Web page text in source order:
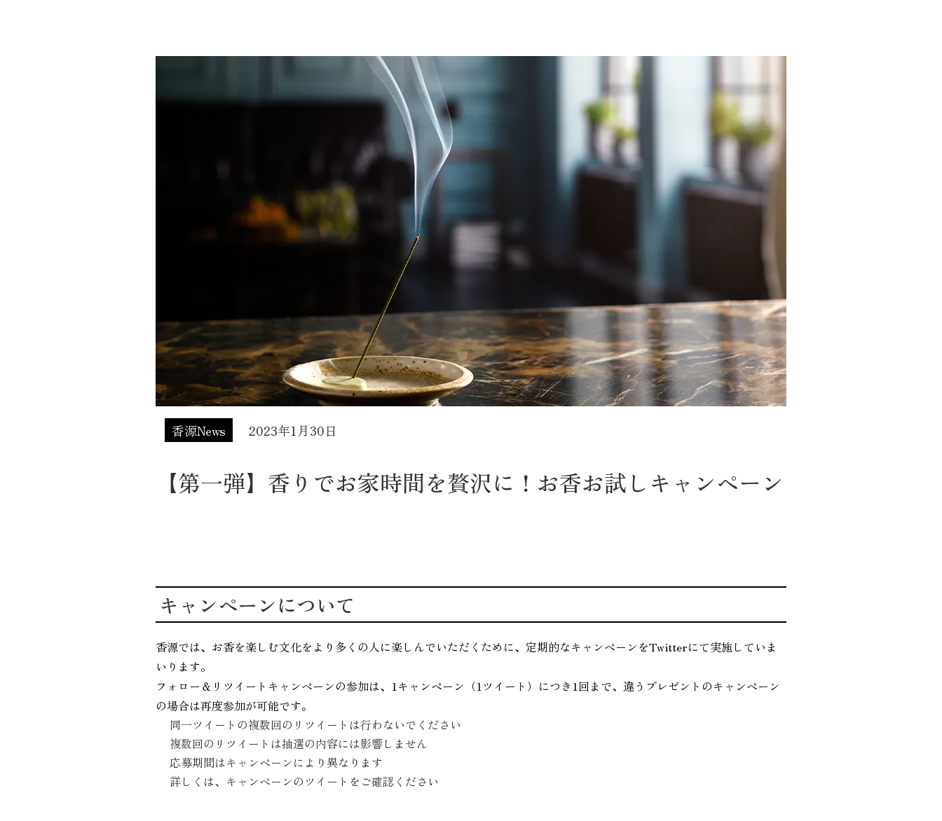
香源News 2023年1月30日
【第一弾】香りでお家時間を贅沢に！お香お試しキャンペーン
キャンペーンについて
香源では、お香を楽しむ文化をより多くの人に楽しんでいただくために、定期的なキャンペーンをTwitterにて実施していま
いります。
フォロー＆リツイートキャンペーンの参加は、1キャンペーン（1ツイート）につき1回まで、違うプレゼントのキャンペーン
の場合は再度参加が可能です。
同一ツイートの複数回のリツイートは行わないでください
複数回のリツイートは抽選の内容には影響しません
応募期間はキャンペーンにより異なります
詳しくは、キャンペーンのツイートをご確認ください